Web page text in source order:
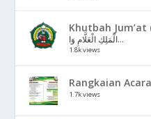
Khutbah Jum’at
الْمَلِكِ الْعَلَّامِ وَا...
1.8k views
Rangkaian
1.7k views